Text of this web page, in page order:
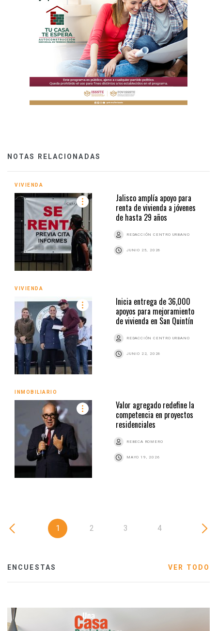
NOTAS RELACIONADAS
VIVIENDA
Jalisco amplía apoyo para
renta de vivienda a jóvenes
de hasta 29 años
REDACCIÓN CENTRO URBANO
JUNIO 25, 2026
VIVIENDA
Inicia entrega de 36,000
apoyos para mejoramiento
de vivienda en San Quintín
REDACCIÓN CENTRO URBANO
JUNIO 22, 2026
INMOBILIARIO
Valor agregado redefine la
competencia en proyectos
residenciales
REBECA ROMERO
MAYO 19, 2026
1 2 3 4
ENCUESTAS VER TODO